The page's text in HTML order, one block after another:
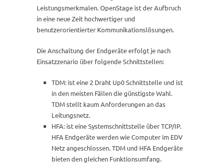
Leistungsmerkmalen. OpenStage ist der Aufbruch
in eine neue Zeit hochwertiger und
benutzerorientierter Kommunikationslösungen.
Die Anschaltung der Endgeräte erfolgt je nach
Einsatzzenario über folgende Schnittstellen:
TDM: ist eine 2 Draht Up0 Schnittstelle und ist
in den meisten Fällen die günstigste Wahl.
TDM stellt kaum Anforderungen an das
Leitungsnetz.
HFA: ist eine Systemschnittstelle über TCP/IP.
HFA Endgeräte werden wie Computer im EDV
Netz angeschlossen. TDM und HFA Endgeräte
bieten den gleichen Funktionsumfang.